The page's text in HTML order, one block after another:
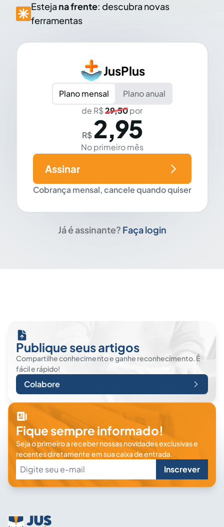
Esteja na frente: descubra novas
ferramentas
JusPlus
Plano mensal
Plano anual
de R$29,50por
R$ 2,95
No primeiro mês
Cobrança mensal, cancele quando quiser
Assinar
Já é assinante? Faça login
Publique seus artigos
Compartilhe conhecimento e ganhe reconhecimento. É
fácil e rápido!
Colabore
Fique sempre informado!
Seja o primeiro a receber nossas novidades exclusivas e
recentes diretamente em sua caixa de entrada.
Inscrever